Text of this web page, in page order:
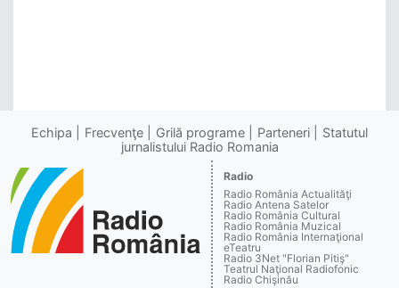
Echipa Frecvenţe Grilă programe Parteneri
Statutul
jurnalistului Radio Romania
Radio
Radio România Actualităţi
Radio Antena Satelor
Radio România Cultural
Radio România Muzical
Radio România Internaţional
eTeatru
Radio 3Net "Florian Pitiş"
Teatrul Naţional Radiofonic
Radio Chişinău